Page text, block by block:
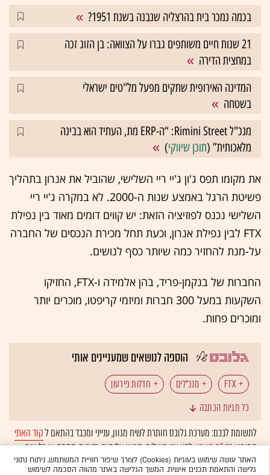
בכמה נמכר בית בהרצליה שנבנה בשנת 1951?
21 שנות חיים משותפים גברו על הצוואה: בן הזוג זכה
במחצית הדירה
המדינה האירופית שתקים מפעל מל"טים ישראלי
בשטחה
מנכ"ל Rimini Street: “ה-ERP מת, העתיד הוא בבינה
מלאכותית” (תוכן שיווקי)
את מקומו תפס ג'ון ג'יי ריי השלישי, שהוביל את אנרון בתהליך
פשיטת הרגל באמצע שנות ה-2000. לא במקרה ג'יי ריי
השלישי נכנס לפוזיציה הזאת: יש קווים דומים מאוד בין נפילת
FTX לבין נפילת אנרון, וכעת תחל מכירת הנכסים של החברה
על-מנת להחזיר כמה שיותר כסף לנושים.
החברות של בנקמן-פריד, בהן אלמידה ו-FTX, החזיקו
השקעות במעל 300 חברות ומיזמי קריפטו, מוכרים יותר
ומוכרים פחות.
הוספה לנושאים שמעניינים אותי
FTX מנכ"לים חדלות פירעון
מטבעות דיגיטליים (קריפטו)
כל תגיות הכתבה
לתשומת לבכם: מערכת גלובס חותרת לשיח מגוון, ענייני ומכבד בהתאם לקוד האתי
המופיעבדו"ח האמוןלפיו אנו פועלים. ביטויי אלימות, גזענות, הסתה או כל שיח
בלתי הולם אחר מסוננים בצורהאוטומטיתולא יפורסמו באתר.
האתר עושה שימוש בעוגיות (Cookies) לצורך שיפור חוויית המשתמש, ניתוח נתוני
גלישה והתאמת תכנים אישית. המשך הגלישה באתר מהווה הסכמה לשימוש